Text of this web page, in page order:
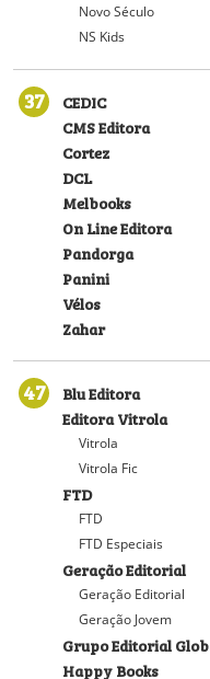
Novo Século
NS Kids
37
CEDIC
CMS Editora
Cortez
DCL
Melbooks
On Line Editora
Pandorga
Panini
Vélos
Zahar
47
Blu Editora
Editora Vitrola
Vitrola
Vitrola Fic
FTD
FTD
FTD Especiais
Geração Editorial
Geração Editorial
Geração Jovem
Grupo Editorial
Happy Books